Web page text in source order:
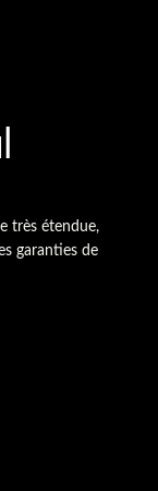
très étendue,
garanties de